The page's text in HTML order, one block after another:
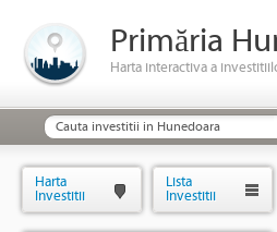
Primăria
Harta interactiva a
Harta
Investitii
Lista
Investitii